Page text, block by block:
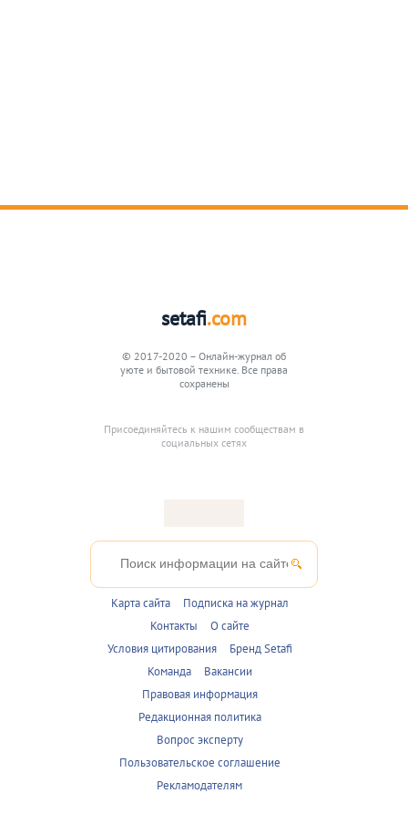
setafi.com
© 2017-2020 – Онлайн-журнал об
уюте и бытовой технике. Все права
сохранены
Присоединяйтесь к нашим сообществам в
социальных сетях
Карта сайта
Подписка на журнал
Контакты
О сайте
Условия цитирования
Бренд Setafi
Команда
Вакансии
Правовая информация
Редакционная политика
Вопрос эксперту
Пользовательское соглашение
Рекламодателям